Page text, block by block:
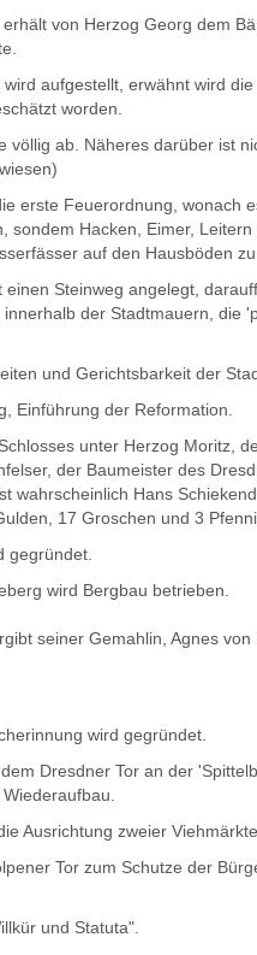
von Herzog Georg dem
aufgestellt, erwähnt wird
worden.
völlig ab. Näheres darüber ist
erste Feuerordnung, wonach
sondem Hacken, Eimer,
auf den Hausböden
Steinweg angelegt,
der Stadtmauern, die
und Gerichtsbarkeit der
Einführung der Reformation.
unter Herzog Moritz,
der Baumeister des
wahrscheinlich Hans
17 Groschen und 3
gegründet.
wird Bergbau betrieben.
seiner Gemahlin, Agnes
wird gegründet.
Dresdner Tor an der
Ausrichtung zweier Viehmärkte.
Tor zum Schutze der
und Statuta".